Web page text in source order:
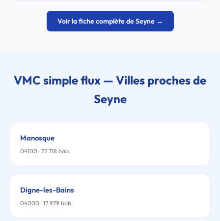
Voir la fiche complète de Seyne →
VMC simple flux — Villes proches de
Seyne
Manosque
04100 · 22 718 hab.
Digne-les-Bains
04000 · 17 979 hab.